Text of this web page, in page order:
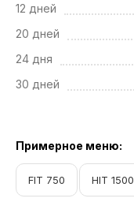
12 дней
20 дней
24 дня
30 дней
Примерное меню:
FIT 750 HIT 1500